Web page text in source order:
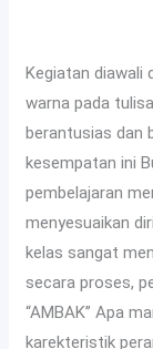
Kegiatan diawali
warna pada
berantusias dan
kesempatan ini
pembelajaran
menyesuaikan
kelas sangat
secara proses,
“AMBAK” Apa
karekteristik